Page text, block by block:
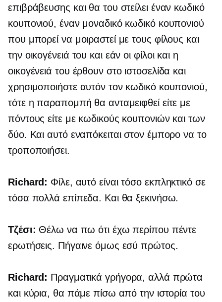
επιβράβευσης και θα του στείλει έναν κωδικό
κουπονιού, έναν μοναδικό κωδικό κουπονιού
που μπορεί να μοιραστεί με τους φίλους και
την οικογένειά του και εάν οι φίλοι και η
οικογένειά του έρθουν στο ιστοσελίδα και
χρησιμοποιήστε αυτόν τον κωδικό κουπονιού,
τότε η παραπομπή θα ανταμειφθεί είτε με
πόντους είτε με κωδικούς κουπονιών και των
δύο. Και αυτό εναπόκειται στον έμπορο να το
τροποποιήσει.
Richard: Φίλε, αυτό είναι τόσο εκπληκτικό σε
τόσα πολλά επίπεδα. Και θα ξεκινήσω.
Τζέσι: Θέλω να πω ότι έχω περίπου πέντε
ερωτήσεις. Πήγαινε όμως εσύ πρώτος.
Richard: Πραγματικά γρήγορα, αλλά πρώτα
και κύρια, θα πάμε πίσω από την ιστορία του